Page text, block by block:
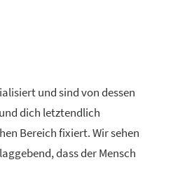
und sind von dessen
dich letztendlich
Bereich fixiert. Wir sehen
dass der Mensch